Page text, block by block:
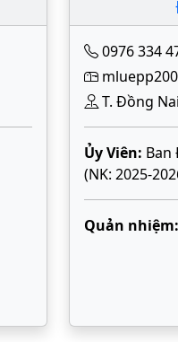
0976 334
T. Đồng Nai
Ủy Viên: Ban
(NK: 2025-
Quản nhiệm: